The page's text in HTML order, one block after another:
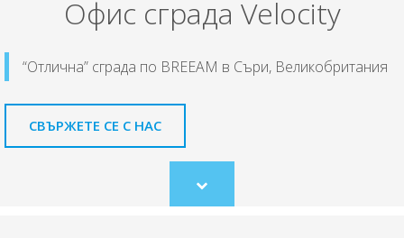
Офис сграда Velocity
“Отлична” сграда по BREEAM в Съри, Великобритания
СВЪРЖЕТЕ СЕ С НАС
Scroll
to